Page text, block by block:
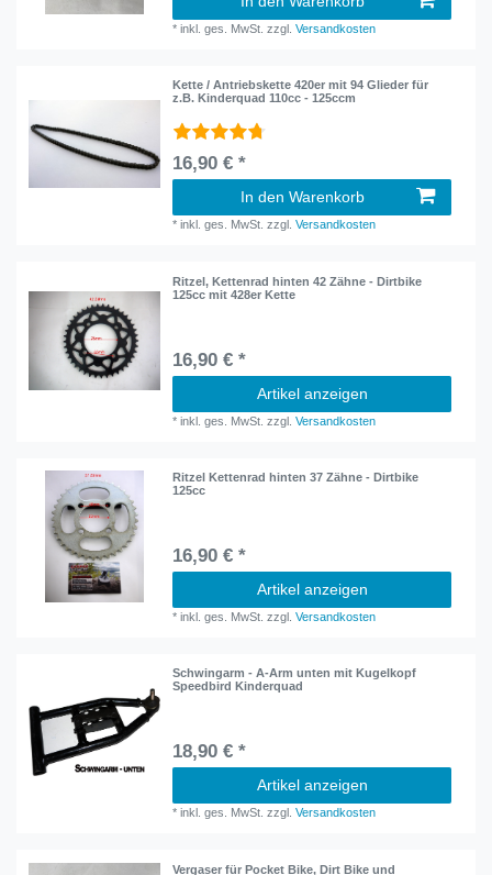
*inkl. ges. MwSt. zzgl.Versandkosten
Kette / Antriebskette 420er mit 94 Glieder für
z.B. Kinderquad 110cc - 125ccm
16,90 € *
In den Warenkorb
*inkl. ges. MwSt. zzgl.Versandkosten
Ritzel, Kettenrad hinten 42 Zähne - Dirtbike
125cc mit 428er Kette
16,90 € *
Artikel anzeigen
*inkl. ges. MwSt. zzgl.Versandkosten
Ritzel Kettenrad hinten 37 Zähne - Dirtbike
125cc
16,90 € *
Artikel anzeigen
*inkl. ges. MwSt. zzgl.Versandkosten
Schwingarm - A-Arm unten mit Kugelkopf
Speedbird Kinderquad
18,90 € *
Artikel anzeigen
*inkl. ges. MwSt. zzgl.Versandkosten
Vergaser für Pocket Bike, Dirt Bike und